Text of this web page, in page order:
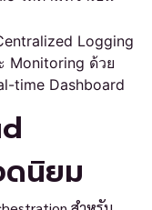
Logging
Monitoring ด้วย
time Dashboard
นิยม